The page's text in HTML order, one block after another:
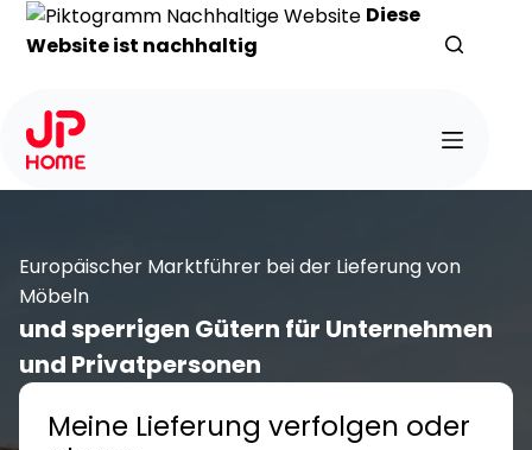
Zum
Inhalt
Diese
Website ist nachhaltig
Europäischer Marktführer bei der Lieferung von
Möbeln
und sperrigen Gütern für Unternehmen
und Privatpersonen
Meine Lieferung verfolgen oder